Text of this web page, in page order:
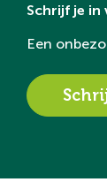
Schrijf je
Een